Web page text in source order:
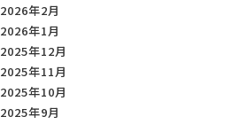
2026年2月
2026年1月
2025年12月
2025年11月
2025年10月
2025年9月